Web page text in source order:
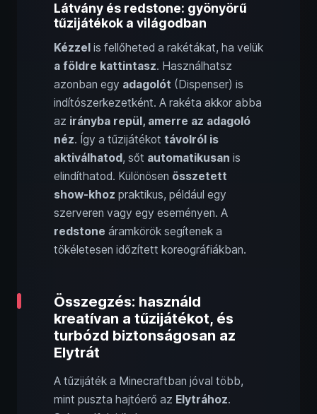
Látvány és redstone: gyönyörű
tűzijátékok a világodban
Kézzel is fellőheted a rakétákat, ha velük
a földre kattintasz. Használhatsz
azonban egy adagolót (Dispenser) is
indítószerkezetként. A rakéta akkor abba
az irányba repül, amerre az adagoló
néz. Így a tűzijátékot távolról is
aktiválhatod , sőt automatikusan is
elindíthatod. Különösen összetett
show-khoz praktikus, például egy
szerveren vagy egy eseményen. A
redstone áramkörök segítenek a
tökéletesen időzített koreográfiákban.
Összegzés: használd
kreatívan a tűzijátékot, és
turbózd biztonságosan az
Elytrát
A tűzijáték a Minecraftban jóval több,
mint puszta hajtóerő az Elytrához.